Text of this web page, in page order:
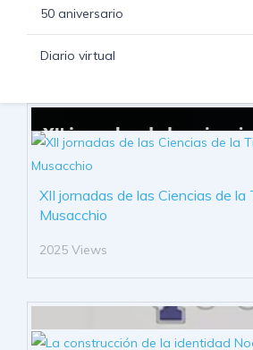
50 aniversario
Diario virtual
XII jornadas de las Ciencias de la
Musacchio
2025 Views